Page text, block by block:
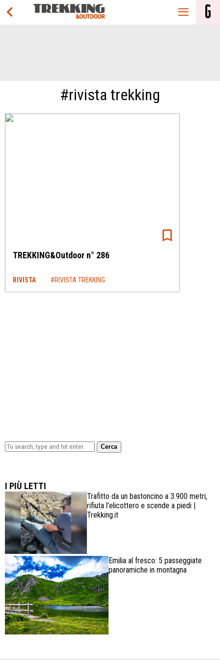
#rivista trekking
TREKKING&Outdoor n° 286
RIVISTA #RIVISTA TREKKING
Cerca
I PIÙ LETTI
Trafitto da un bastoncino a 3.900 metri,
rifiuta l'elicottero e scende a piedi |
Trekking.it
Emilia al fresco: 5 passeggiate
panoramiche in montagna